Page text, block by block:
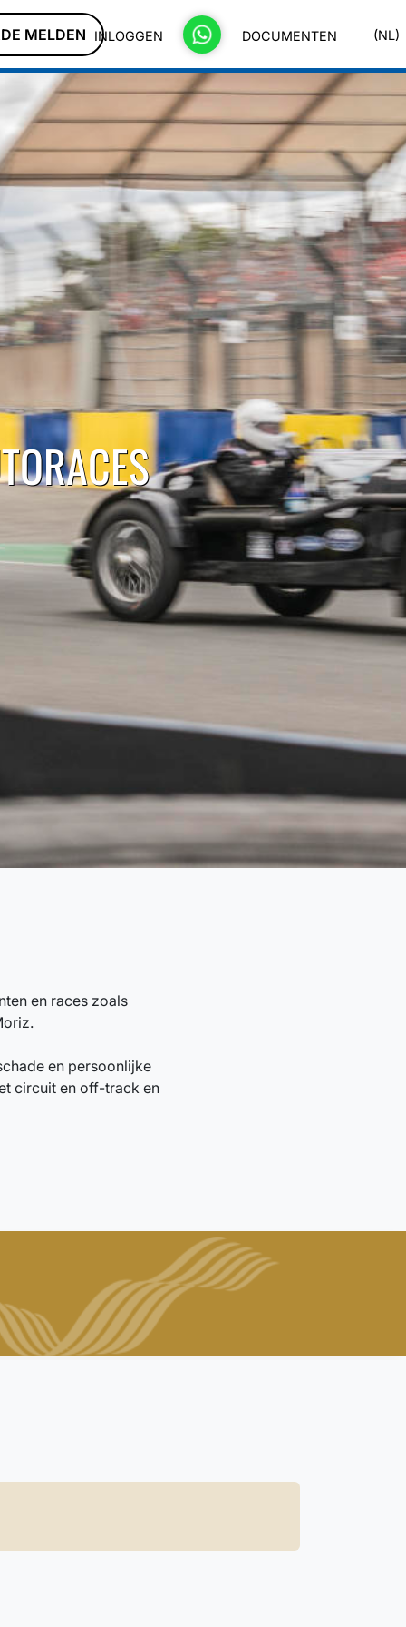
MELDEN INLOGGEN DOCUMENTEN (NL)
en races zoals
en persoonlijke
circuit en off-track en